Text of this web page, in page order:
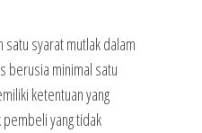
satu syarat mutlak dalam
berusia minimal satu
ketentuan yang
yang tidak